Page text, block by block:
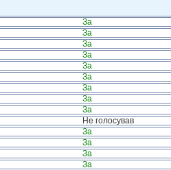
За
За
За
За
За
За
За
За
За
Не голосував
За
За
За
За